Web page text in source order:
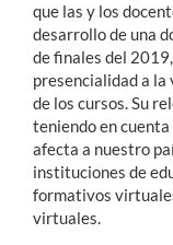
que las y los
desarrollo de una
de finales del
presencialidad a
de los cursos. Su
teniendo en
afecta a nuestro
instituciones de
formativos
virtuales.